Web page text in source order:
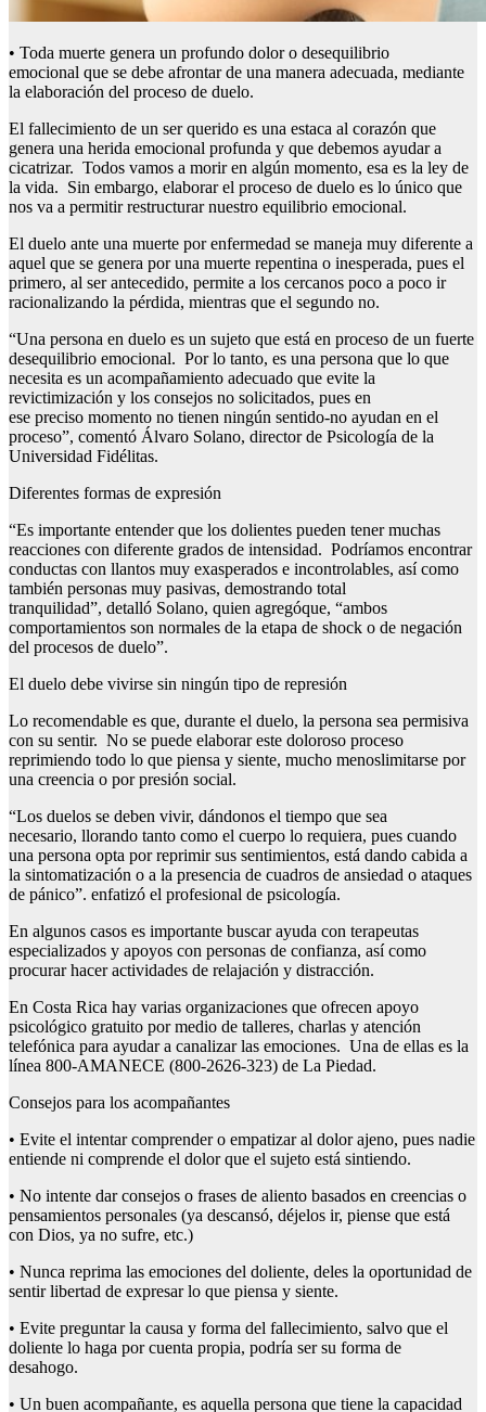
• Toda muerte genera un profundo dolor o desequilibrio
emocional que se debe afrontar de una manera adecuada, mediante
la elaboración del proceso de duelo.
El fallecimiento de un ser querido es una estaca al corazón que
genera una herida emocional profunda y que debemos ayudar a
cicatrizar. Todos vamos a morir en algún momento, esa es la ley de
la vida. Sin embargo, elaborar el proceso de duelo es lo único que
nos va a permitir restructurar nuestro equilibrio emocional.
El duelo ante una muerte por enfermedad se maneja muy diferente a
aquel que se genera por una muerte repentina o inesperada, pues el
primero, al ser antecedido, permite a los cercanos poco a poco ir
racionalizando la pérdida, mientras que el segundo no.
“Una persona en duelo es un sujeto que está en proceso de un fuerte
desequilibrio emocional. Por lo tanto, es una persona que lo que
necesita es un acompañamiento adecuado que evite la
revictimización y los consejos no solicitados, pues en
ese preciso momento no tienen ningún sentido-no ayudan en el
proceso”, comentó Álvaro Solano, director de Psicología de la
Universidad Fidélitas.
Diferentes formas de expresión
“Es importante entender que los dolientes pueden tener muchas
reacciones con diferente grados de intensidad. Podríamos encontrar
conductas con llantos muy exasperados e incontrolables, así como
también personas muy pasivas, demostrando total
tranquilidad”, detalló Solano, quien agregóque, “ambos
comportamientos son normales de la etapa de shock o de negación
del procesos de duelo”.
El duelo debe vivirse sin ningún tipo de represión
Lo recomendable es que, durante el duelo, la persona sea permisiva
con su sentir. No se puede elaborar este doloroso proceso
reprimiendo todo lo que piensa y siente, mucho menoslimitarse por
una creencia o por presión social.
“Los duelos se deben vivir, dándonos el tiempo que sea
necesario, llorando tanto como el cuerpo lo requiera, pues cuando
una persona opta por reprimir sus sentimientos, está dando cabida a
la sintomatización o a la presencia de cuadros de ansiedad o ataques
de pánico”. enfatizó el profesional de psicología.
En algunos casos es importante buscar ayuda con terapeutas
especializados y apoyos con personas de confianza, así como
procurar hacer actividades de relajación y distracción.
En Costa Rica hay varias organizaciones que ofrecen apoyo
psicológico gratuito por medio de talleres, charlas y atención
telefónica para ayudar a canalizar las emociones. Una de ellas es la
línea 800-AMANECE (800-2626-323) de La Piedad.
Consejos para los acompañantes
• Evite el intentar comprender o empatizar al dolor ajeno, pues nadie
entiende ni comprende el dolor que el sujeto está sintiendo.
• No intente dar consejos o frases de aliento basados en creencias o
pensamientos personales (ya descansó, déjelos ir, piense que está
con Dios, ya no sufre, etc.)
• Nunca reprima las emociones del doliente, deles la oportunidad de
sentir libertad de expresar lo que piensa y siente.
• Evite preguntar la causa y forma del fallecimiento, salvo que el
doliente lo haga por cuenta propia, podría ser su forma de
desahogo.
• Un buen acompañante, es aquella persona que tiene la capacidad